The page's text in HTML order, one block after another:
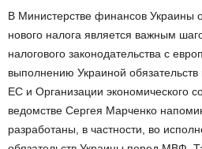
В Министерстве финансов Украины
нового налога является важным
налогового законодательства с
выполнению Украиной обязательств
ЕС и Организации экономического
ведомстве Сергея Марченко
разработаны, в частности, во